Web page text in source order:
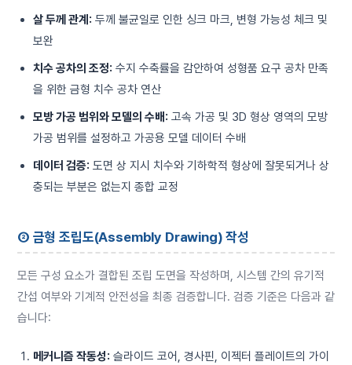
살 두께 관계: 두께 불균일로 인한 싱크 마크, 변형 가능성 체크 및
보완
치수 공차의 조정: 수지 수축률을 감안하여 성형품 요구 공차 만족
을 위한 금형 치수 공차 연산
모방 가공 범위와 모델의 수배: 고속 가공 및 3D 형상 영역의 모방
가공 범위를 설정하고 가공용 모델 데이터 수배
데이터 검증: 도면 상 지시 치수와 기하학적 형상에 잘못되거나 상
충되는 부분은 없는지 종합 교정
② 금형 조립도(Assembly Drawing) 작성
모든 구성 요소가 결합된 조립 도면을 작성하며, 시스템 간의 유기적
간섭 여부와 기계적 안전성을 최종 검증합니다. 검증 기준은 다음과 같
습니다:
메커니즘 작동성: 슬라이드 코어, 경사핀, 이젝터 플레이트의 가이